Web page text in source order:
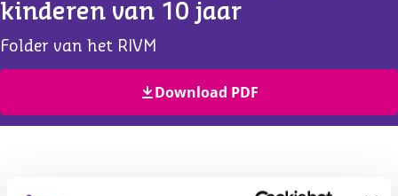
kinderen van 10 jaar
Folder van het RIVM
Download PDF